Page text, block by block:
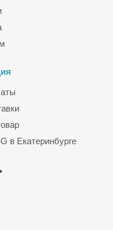
в Екатеринбурге